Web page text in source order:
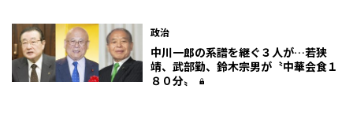
政治
中川一郎の系譜を継ぐ３人が…若狭
靖、武部勤、鈴木宗男が〝中華会食１
８０分〟